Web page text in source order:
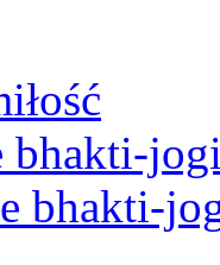
bhakti-
bhakti-